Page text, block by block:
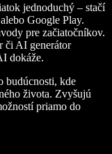
jednoduchý – stačí
Google Play.
pre začiatočníkov.
či AI generátor
dokáže.
budúcnosti, kde
života. Zvyšujú
priamo do